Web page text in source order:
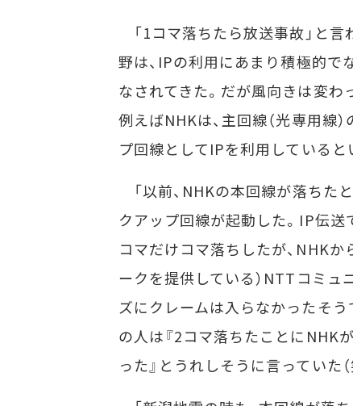
「1コマ落ちたら放送事故」と言
野は、IPの利用にあまり積極的で
なされてきた。だが風向きは変わ
例えばNHKは、主回線（光専用線
プ回線としてIPを利用していると
「以前、NHKの本回線が落ちた
クアップ回線が起動した。IP伝送
コマだけコマ落ちしたが、NHKか
ークを提供している）NTTコミュ
ズにクレームは入らなかったそう
の人は『2コマ落ちたことにNHK
った』とうれしそうに言っていた（